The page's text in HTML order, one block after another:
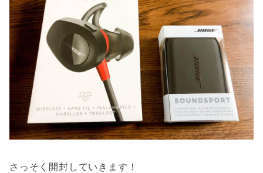
さっそく開封していきます！